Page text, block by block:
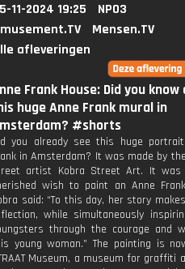
11-2024 19:25
NPO3
Mensen.TV
afleveringen
Frank House: Did you
huge Anne Frank mural in
#shorts
you already see this huge
in Amsterdam? It was made by
artist Kobra Street Art. It was
wish to paint an Anne
said: “To this day, her story
while simultaneously
through the courage and
young woman.” The painting is
Museum, a museum for graffiti